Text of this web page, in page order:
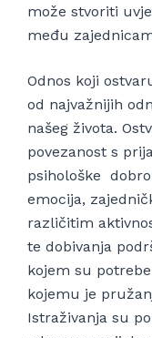
može stvoriti
među
Odnos koji
od najvažnijih
našeg života.
povezanost s
psihološke
emocija,
različitim
te dobivanja
kojem su
kojemu je
Istraživanja su